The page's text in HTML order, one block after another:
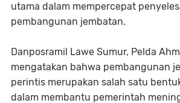
utama dalam mempercepat
pembangunan jembatan.
Danposramil Lawe Sumur, Pelda
mengatakan bahwa pembangunan
perintis merupakan salah satu
dalam membantu pemerintah